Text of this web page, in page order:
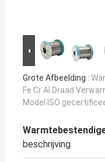
Grote Afbeelding :
Fe Cr Al Draad
Model ISO
beschrijving